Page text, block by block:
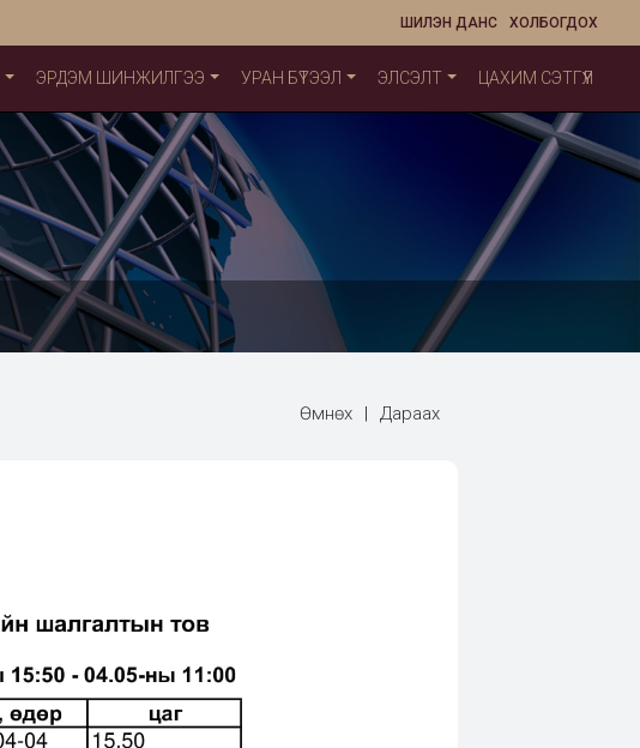
ХОЛБОГДОХ
ШИЛЭН ДАНС
ЭРДЭМ ШИНЖИЛГЭЭ УРАН БҮТЭЭЛ ЭЛСЭЛТ ЦАХИМ СЭТГҮҮЛ
Өмнөх | Дараах